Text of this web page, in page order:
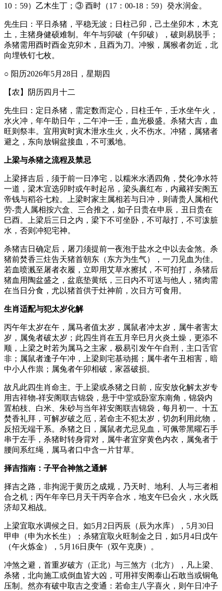
10：59）乙木生丁；③ 酉时（17：00-18：59）癸水润金。
先生曰：平日杀猪，平稳无波；日柱己卯，己土坐卯木，木克
土，主猪身健硕难制。年午与卯破（午卯破），破则易脱手；
杀猪需用酉时酉金克卯木，且酉为刀。冲猴，属猴者勿近，北
向埋铁钉七枚。
○ 阳历2026年5月28日，星期四
【农】阴历四月十二
先生曰：定日杀猪，需定数而定心，日柱壬午，壬水坐午火，
水火冲，年午助日午，二午冲一壬，血光极盛。杀猪大吉，血
旺则祭丰。宜用寅时寅木泄水生火，火不伤水。冲猪，属猪者
避之，东向放铜盆接血，不可溅地。
上梁与杀猪之流程及禁忌
上梁择吉后，须于前一日净宅，以糯米水洒四角，焚化净水符
一道，梁木宜选卯时或午时起吊，梁头裹红布，内藏祥安阁五
帝钱与稻谷七粒。上梁时家主属相若与日冲，则请贵人属相代
劳-贵人属相按六盒、三合推之，如子日贵在申辰，丑日贵在
巳酉。上梁后三日之内，梁下不可坐卧，不可敲打，不可泼脏
水，否则冲犯宅神。
杀猪吉日确定后，屠刀须提前一夜泡于盐水之中以去金煞。杀
猪前焚香三炷告天猪首朝东（东方为生气），一刀见血为佳。
若血喷溅至屠者衣履，立即用艾草水擦拭，不可拍打，杀猪后
猪血用陶盆盛之，盆底垫黄纸，三日内不可送与他人，猪肉需
在当日分食，尤以猪首供于灶神前，次日方可食用。
生肖适配与犯太岁化解
丙午年太岁在午，属马者值太岁，属鼠者冲太岁，属牛者害太
岁，属兔者破太岁；此四生肖在五月辛巳月火炎土燥，更添不
顺，上梁之时若为属马之主家，极易引发午午自刑，主口舌官
非；属鼠者逢子午冲，上梁则宅基动摇；属牛者午丑相害，暗
中小人作祟；属兔者午卯相破，家器破损。
故凡此四生肖命主。于上梁或杀猪之日前，应安放化解太岁专
用吉祥物-祥安阁联吉锦袋，悬于中堂或卧室东南角，锦袋内
置柏枝、白米、朱砂与当年祥安阁联吉锦袋，每月初一、十五
焚香礼拜，可解岁破之厄，若命主不犯太岁，切勿利用此物，
反招无端干系。杀猪之日，属鼠者尤忌见血，可佩带黑曜石手
串于左手，杀猪时转身背对，属牛者宜穿黄色内衣，属兔者于
腰间系红绳，属马者口中含一片甘草。
择吉指南：子平合神煞之通解
择吉之路，非拘泥于黄历之成规，乃天时、地利、人与三者相
合之机；丙午年辛巳月天干丙辛合水，地支午巳会火，水火既
济却又相战。
上梁宜取水调候之日。如5月2日丙辰（辰为水库），5月30日
甲申（申为水长生）；杀猪宜取火旺制金之日，如5月4日戊午
（午火炼金），5月16日庚午（双午克庚）。
冲煞之避，首重岁破方（正北）与三煞方（北方），凡上梁、
杀猪，北向施工或倒血皆大凶，可用祥安阁泰山石敢当或铜龟
压制。然亦有破中取吉之变通：若命主八字喜火，则午日冲子